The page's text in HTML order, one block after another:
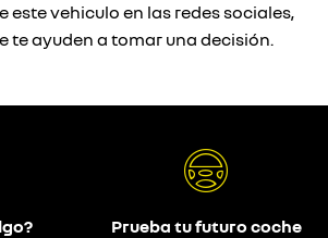
este vehiculo en las redes sociales,
te ayuden a tomar una decisión.
Prueba tu futuro coche